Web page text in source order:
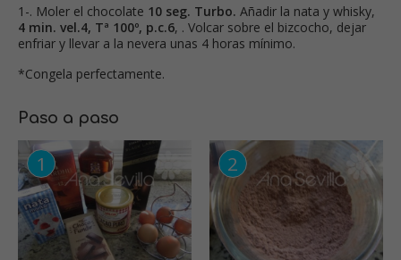
1-. Moler el chocolate 10 seg. Turbo. Añadir la nata y whisky,
4 min. vel.4, Tª 100º, p.c.6, . Volcar sobre el bizcocho, dejar
enfriar y llevar a la nevera unas 4 horas mínimo.
*Congela perfectamente.
Paso a paso